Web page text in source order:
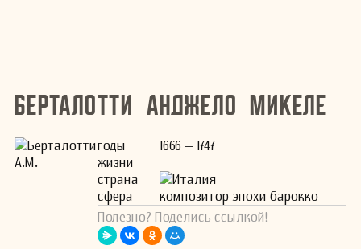
Берталотти Анджело Микеле
годы
жизни
1666 – 1747
страна
Италия
сфера
композитор эпохи барокко
Полезно? Поделись ссылкой!